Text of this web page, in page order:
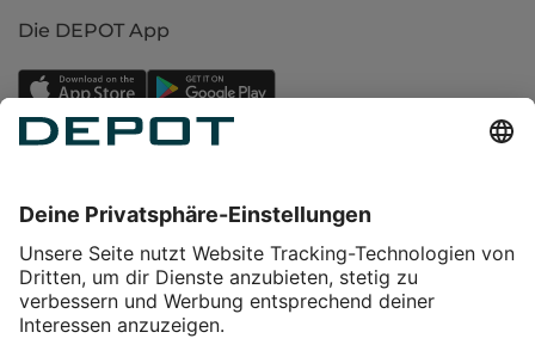
Die DEPOT App
Service
Über DEPOT